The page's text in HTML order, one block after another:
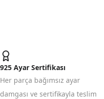
925 Ayar Sertifikası
Her parça bağımsız ayar
damgası ve sertifikayla teslim